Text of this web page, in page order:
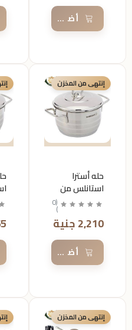
أضف إلى السلة
إنتهى من المخزن
حله أسترا
استانلس من
كركوماز
مقاس 24
(
0
)
2,210 جنية
أضف إلى السلة
إنتهى من المخزن